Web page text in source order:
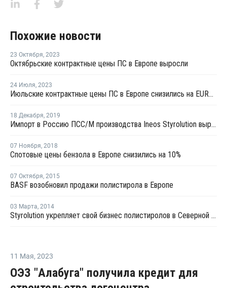
Похожие новости
23 Октября, 2023
Октябрьские контрактные цены ПС в Европе выросли
24 Июля, 2023
Июльские контрактные цены ПС в Европе снизились на EUR80-100 за тонну
18 Декабря, 2019
Импорт в Россию ПСС/М производства Ineos Styrolution вырос в январе – ноябре на 64%
07 Ноября, 2018
Спотовые цены бензола в Европе снизились на 10%
07 Октября, 2015
BASF возобновил продажи полистирола в Европе
03 Марта, 2014
Styrolution укрепляет свой бизнес полистиролов в Северной Америке
11 Мая, 2023
ОЭЗ "Алабуга" получила кредит для